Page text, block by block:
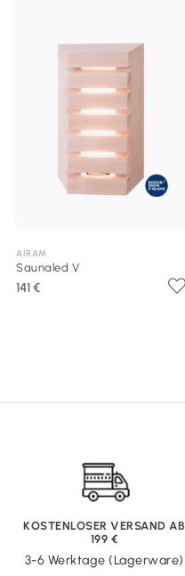
AIRAM
Saunaled V
141 €
KOSTENLOSER VERSAND AB
199 €
3-6 Werktage (Lagerware)